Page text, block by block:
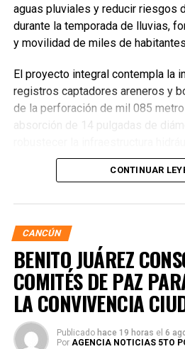
aguas pluviales y reducir riesgos
durante la temporada de lluvias,
y movilidad de miles de
El proyecto integral contempla la
registros captadores areneros y
de la perforación de mil 085
absorción de 14 pulgadas de
de la ciudad. La Encargada de
Municipal, Landy Guadalupe
vialidades donde se colocó la
CONTINUAR
CANCÚN
BENITO JUÁREZ
COMITÉS DE PAZ
LA CONVIVENCIA
Publicado hace 19 horas el 6
Por AGENCIA NOTICIAS 5TO